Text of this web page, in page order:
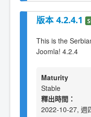
版本 4.2.4.1
This is the
Joomla! 4.2.4
Maturity
Stable
釋出時間：
2022-10-27, 週